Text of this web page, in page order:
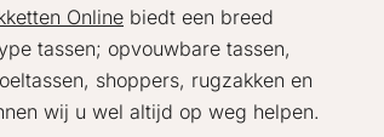
Online biedt een breed
tassen; opvouwbare tassen,
shoppers, rugzakken en
wij u wel altijd op weg helpen.